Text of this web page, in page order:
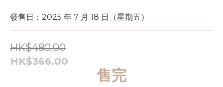
發售日：2025 年 7 月 18 日（星期五）
HK$480.00
HK$366.00
售完